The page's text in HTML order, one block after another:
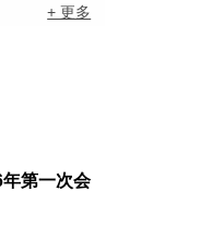
+ 更多
第一次会